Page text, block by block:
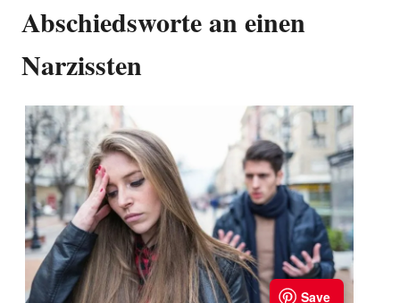
Abschiedsworte an einen
Narzissten